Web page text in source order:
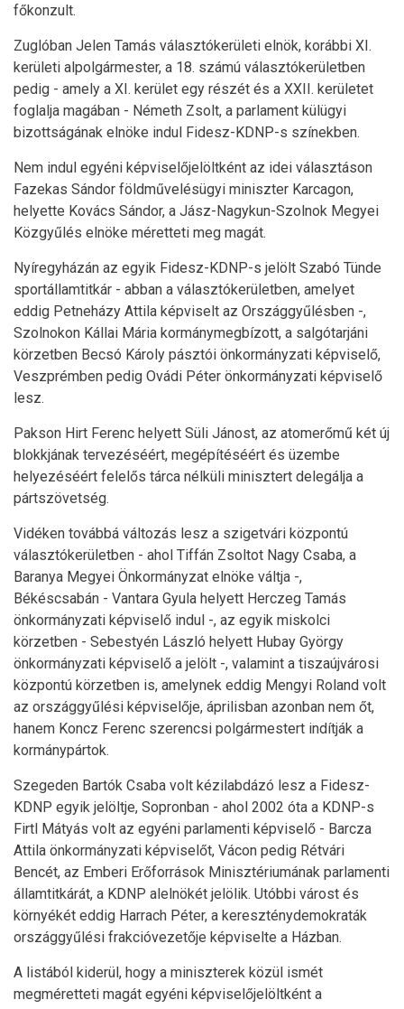
főkonzult.
Zuglóban Jelen Tamás választókerületi elnök, korábbi XI.
kerületi alpolgármester, a 18. számú választókerületben
pedig - amely a XI. kerület egy részét és a XXII. kerületet
foglalja magában - Németh Zsolt, a parlament külügyi
bizottságának elnöke indul Fidesz-KDNP-s színekben.
Nem indul egyéni képviselőjelöltként az idei választáson
Fazekas Sándor földművelésügyi miniszter Karcagon,
helyette Kovács Sándor, a Jász-Nagykun-Szolnok Megyei
Közgyűlés elnöke méretteti meg magát.
Nyíregyházán az egyik Fidesz-KDNP-s jelölt Szabó Tünde
sportállamtitkár - abban a választókerületben, amelyet
eddig Petneházy Attila képviselt az Országgyűlésben -,
Szolnokon Kállai Mária kormánymegbízott, a salgótarjáni
körzetben Becsó Károly pásztói önkormányzati képviselő,
Veszprémben pedig Ovádi Péter önkormányzati képviselő
lesz.
Pakson Hirt Ferenc helyett Süli Jánost, az atomerőmű két új
blokkjának tervezéséért, megépítéséért és üzembe
helyezéséért felelős tárca nélküli minisztert delegálja a
pártszövetség.
Vidéken továbbá változás lesz a szigetvári központú
választókerületben - ahol Tiffán Zsoltot Nagy Csaba, a
Baranya Megyei Önkormányzat elnöke váltja -,
Békéscsabán - Vantara Gyula helyett Herczeg Tamás
önkormányzati képviselő indul -, az egyik miskolci
körzetben - Sebestyén László helyett Hubay György
önkormányzati képviselő a jelölt -, valamint a tiszaújvárosi
központú körzetben is, amelynek eddig Mengyi Roland volt
az országgyűlési képviselője, áprilisban azonban nem őt,
hanem Koncz Ferenc szerencsi polgármestert indítják a
kormánypártok.
Szegeden Bartók Csaba volt kézilabdázó lesz a Fidesz-
KDNP egyik jelöltje, Sopronban - ahol 2002 óta a KDNP-s
Firtl Mátyás volt az egyéni parlamenti képviselő - Barcza
Attila önkormányzati képviselőt, Vácon pedig Rétvári
Bencét, az Emberi Erőforrások Minisztériumának parlamenti
államtitkárát, a KDNP alelnökét jelölik. Utóbbi várost és
környékét eddig Harrach Péter, a kereszténydemokraták
országgyűlési frakcióvezetője képviselte a Házban.
A listából kiderül, hogy a miniszterek közül ismét
megméretteti magát egyéni képviselőjelöltként a